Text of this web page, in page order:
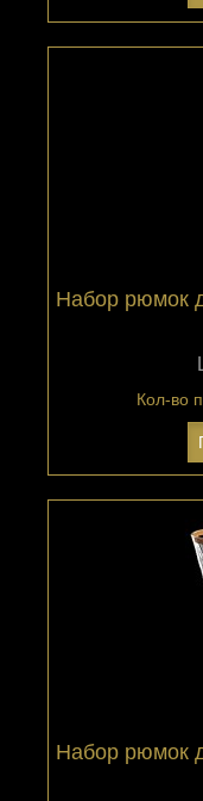
Набор рюмок
Кол-во
Набор рюмок